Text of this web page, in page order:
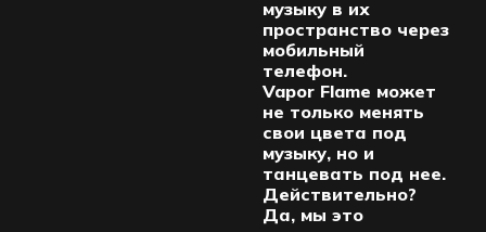
музыку в их
пространство через
мобильный
телефон.
Vapor Flame может
не только менять
свои цвета под
музыку, но и
танцевать под нее.
Действительно?
Да, мы это